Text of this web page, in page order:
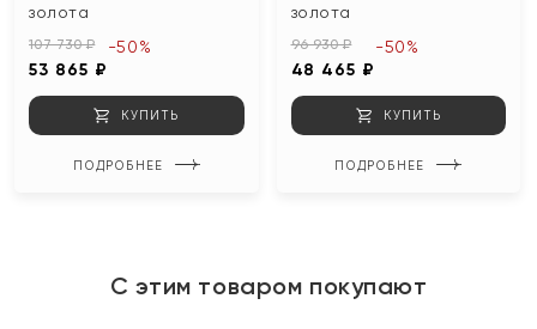
золота
107 730 ₽
53 865 ₽
-50%
КУПИТЬ
ПОДРОБНЕЕ
золота
96 930 ₽
48 465 ₽
-50%
КУПИТЬ
ПОДРОБНЕЕ
С этим товаром покупают